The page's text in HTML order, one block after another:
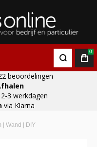
0
beoordelingen
3 werkdagen
via Klarna
| Wand | DIY